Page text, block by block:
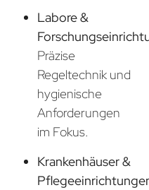
Labore &
Präzise
Regeltechnik und
hygienische
Anforderungen
im Fokus.
Krankenhäuser &